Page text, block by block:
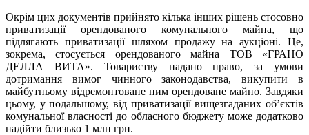
Окрім цих документів прийнято кілька інших рішень стосовно
приватизації орендованого комунального майна, що
підлягають приватизації шляхом продажу на аукціоні. Це,
зокрема, стосується орендованого майна ТОВ «ГРАНО
ДЕЛЛА ВИТА». Товариству надано право, за умови
дотримання вимог чинного законодавства, викупити в
майбутньому відремонтоване ним орендоване майно. Завдяки
цьому, у подальшому, від приватизації вищезгаданих об’єктів
комунальної власності до обласного бюджету може додатково
надійти близько 1 млн грн.